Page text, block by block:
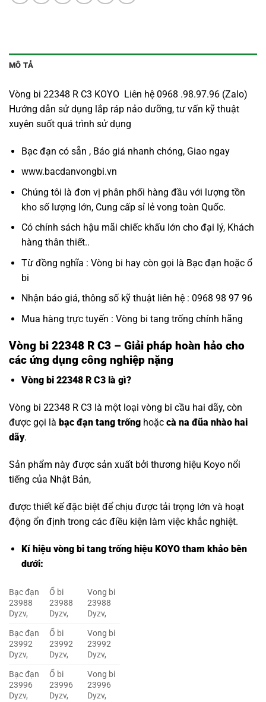
MÔ TẢ
Vòng bi 22348 R C3 KOYO Liên hệ 0968 .98.97.96 (Zalo)
Hướng dẫn sử dụng lắp ráp nảo dưỡng, tư vấn kỹ thuật
xuyên suốt quá trình sử dụng
Bạc đạn có sẵn , Báo giá nhanh chóng, Giao ngay
www.bacdanvongbi.vn
Chúng tôi là đơn vị phân phối hàng đầu với lượng tồn
kho số lượng lớn, Cung cấp sỉ lẻ vong toàn Quốc.
Có chính sách hậu mãi chiếc khấu lớn cho đại lý, Khách
hàng thân thiết..
Từ đồng nghĩa : Vòng bi hay còn gọi là Bạc đạn hoặc ổ
bi
Nhận báo giá, thông số kỹ thuật liên hệ : 0968 98 97 96
Mua hàng trực tuyến : Vòng bi tang trống chính hãng
Vòng bi 22348 R C3 – Giải pháp hoàn hảo cho
các ứng dụng công nghiệp nặng
Vòng bi 22348 R C3 là gì?
Vòng bi 22348 R C3 là một loại vòng bi cầu hai dãy, còn
được gọi là bạc đạn tang trống hoặc cà na đũa nhào hai
dãy.
Sản phẩm này được sản xuất bởi thương hiệu Koyo nổi
tiếng của Nhật Bản,
được thiết kế đặc biệt để chịu được tải trọng lớn và hoạt
động ổn định trong các điều kiện làm việc khắc nghiệt.
Kí hiệu vòng bi tang trống hiệu KOYO tham khảo bên
dưới:
Bạc đạn
23988
Dyzv,
Ổ bi
23988
Dyzv,
Vong bi
23988
Dyzv,
Bạc đạn
23992
Dyzv,
Ổ bi
23992
Dyzv,
Vong bi
23992
Dyzv,
Bạc đạn
23996
Dyzv,
Ổ bi
23996
Dyzv,
Vong bi
23996
Dyzv,